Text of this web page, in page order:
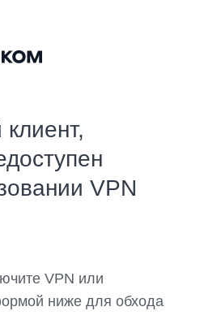
VPN
VPN или
ниже для обхода